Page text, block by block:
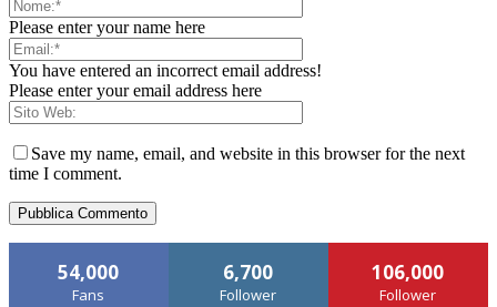
Please enter your name here
You have entered an incorrect email address!
Please enter your email address here
Save my name, email, and website in this browser for the next
time I comment.
54,000
Fans
6,700
Follower
106,000
Follower